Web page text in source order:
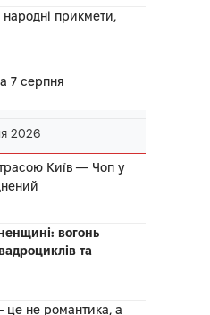
прикмети,
7 серпня
2026
Київ — Чоп у
вогонь
та
це не романтика, а